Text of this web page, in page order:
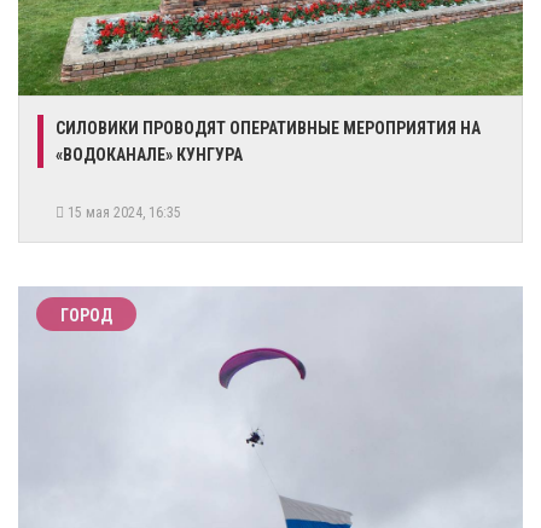
СИЛОВИКИ ПРОВОДЯТ ОПЕРАТИВНЫЕ МЕРОПРИЯТИЯ НА
«ВОДОКАНАЛЕ» КУНГУРА
15 мая 2024, 16:35
ГОРОД